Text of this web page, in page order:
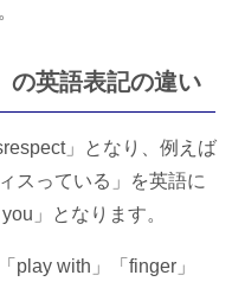
の英語表記の違い
」となり、例えば
スっている」を英語に
」となります。
play with」「finger」